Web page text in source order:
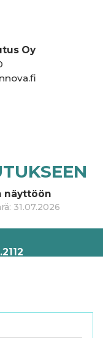
näyttöön
: 31.07.2026
Oy